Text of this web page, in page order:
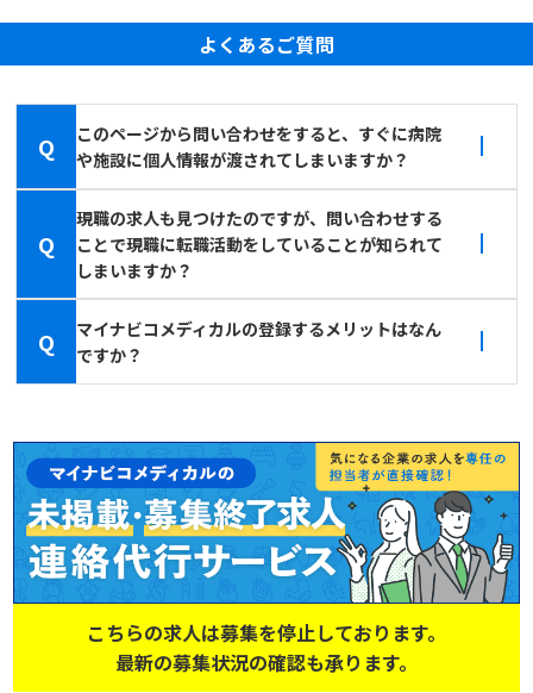
よくあるご質問
Q
このページから問い合わせをすると、すぐに病院
や施設に個人情報が渡されてしまいますか？
Q
現職の求人も見つけたのですが、問い合わせする
ことで現職に転職活動をしていることが知られて
しまいますか？
Q
マイナビコメディカルの登録するメリットはなん
ですか？
こちらの求人は募集を停止しております。
最新の募集状況の確認も承ります。